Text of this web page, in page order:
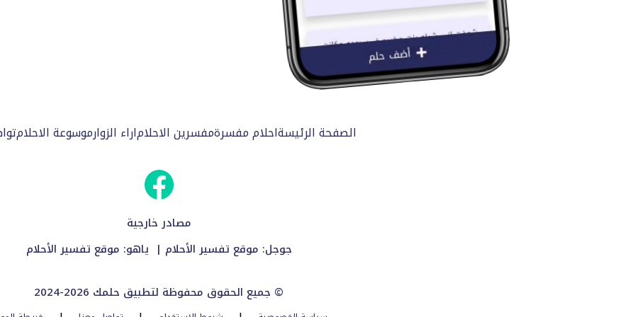
الصفحة الرئيسةاحلام مفسرةمفسرين الاحلاماراء الزوارموسوعة الاحلام
مصادر خارجية
جوجل: موقع تفسير الأحلام | ياهو: موقع تفسير الأحلام
2024-2026 جميع الحقوق محفوظة لتطبيق حلمك ©